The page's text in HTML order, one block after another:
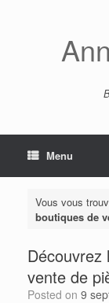
Menu
Vous vous
boutiques de
Découvrez
vente de
Posted on 9